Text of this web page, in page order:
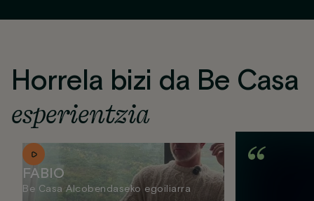
Horrela bizi da Be Casa
esperientzia
FABIO
Be Casa Alcobendaseko egoiliarra